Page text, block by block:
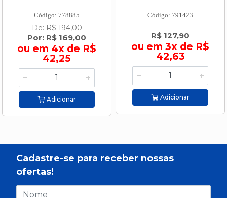
Código: 778885
De: R$ 194,00
Por: R$ 169,00
ou em 4x de R$
42,25
Adicionar
Código: 791423
R$ 127,90
ou em 3x de R$
42,63
Adicionar
Cadastre-se para receber nossas
ofertas!